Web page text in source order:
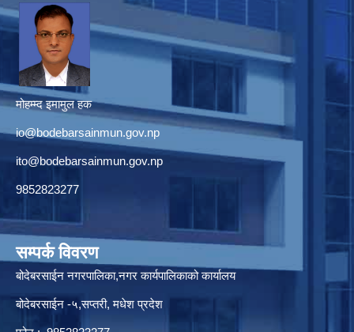
मोहम्म्द इमामुल हक
io@bodebarsainmun.gov.np
ito@bodebarsainmun.gov.np
9852823277
सम्पर्क विवरण
बोदेबरसाईन नगरपालिका,नगर कार्यपालिकाको कार्यालय
बोदेबरसाईन -५,सप्तरी, मधेश प्रदेश